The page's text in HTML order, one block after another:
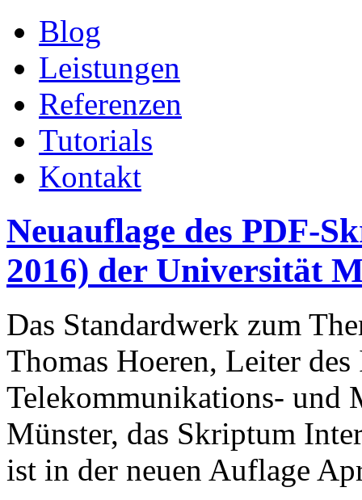
Blog
Leistungen
Referenzen
Tutorials
Kontakt
Neuauflage des PDF-
2016) der Universität
Das Standardwerk zum
Thomas Hoeren, Leiter
Telekommunikations- und
Münster, das Skriptum
ist in der neuen Auflage